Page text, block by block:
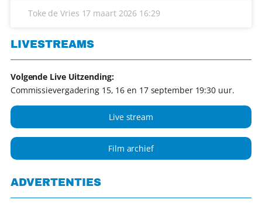
Toke de Vries 17 maart 2026 16:29
LIVESTREAMS
Volgende Live Uitzending:
Commissievergadering 15, 16 en 17 september 19:30 uur.
Live stream
Film archief
ADVERTENTIES